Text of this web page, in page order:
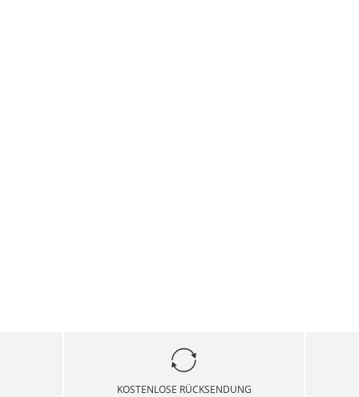
KOSTENLOSE RÜCKSENDUNG